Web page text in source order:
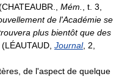
Mém., t. 3,
de l'Académie se
plus bientôt que des
(LÉAUTAUD, Journal, 2,
de l'aspect de quelque